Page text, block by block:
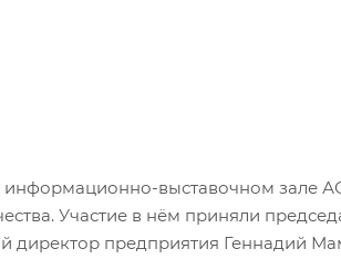
информационно-выставочном зале
Участие в нём приняли
директор предприятия Геннадий